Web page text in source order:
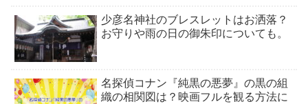
少彦名神社のブレスレットはお洒落？
お守りや雨の日の御朱印についても。
名探偵コナン『純黒の悪夢』の黒の組
織の相関図は？映画フルを観る方法に